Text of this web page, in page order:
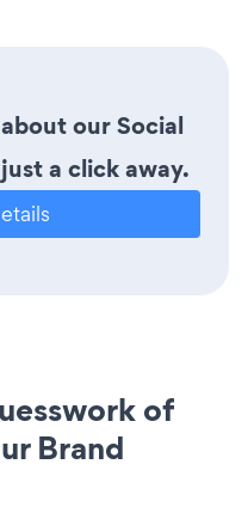
our Social
a click away.
of
Brand